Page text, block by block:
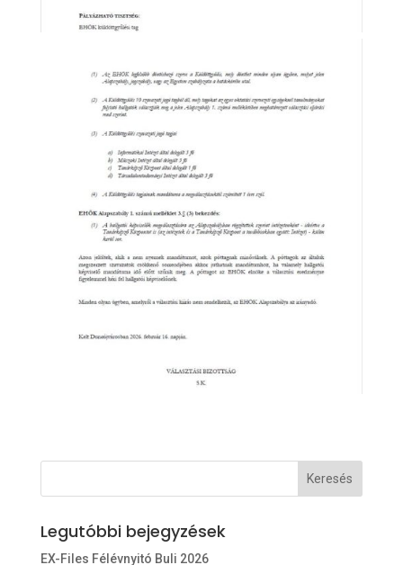
Legutóbbi bejegyzések
EX-Files Félévnyitó Buli 2026